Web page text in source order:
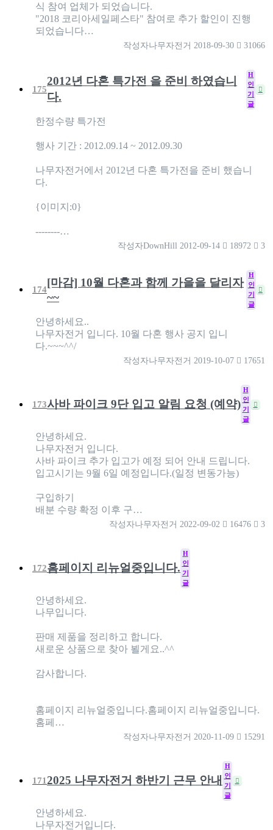
식 참여 업체가 되었습니다.
"2018 코리아세일페스타" 참여로 추가 할인이 진행
되었습니다…
작성자나무자전거 2018-09-30 31066
175
2012년 다혼 특가전 을 준비 하였습니
다.
H
인
기
글
한정수량 특가전
행사 기간 : 2012.09.14 ~ 2012.09.30
나무자전거에서 2012년 다혼 특가전을 준비 했습니
다.
{이미지:0}
--------…
작성자DownHill 2012-09-14 18972 3
174
[마감] 10월 다혼과 함께 가을을 달리자
~~
H
인
기
글
안녕하세요..
나무자전거 입니다. 10월 다혼 행사 공지 입니
다.~~~^^/
작성자나무자전거 2019-10-07 17651
173사바 파이크 9단 입고 알림 요청 (예약)
H
인
기
글
안녕하세요.
나무자전거 입니다.
사바 파이크 추가 입고가 예정 되어 안내 드립니다.
입고시기는 9월 6일 예정입니다.(일정 변동가능)
구입하기
배분 수량 확정 이후 구…
작성자나무자전거 2022-09-02 16476 3
172홈페이지 리뉴얼중입니다.
H
인
기
글
안녕하세요.
나무입니다.
판매 제품을 정리하고 합니다.
새로운 상품으로 찾아 뵐게요..^^
감사합니다.
홈페이지 리뉴얼중입니다.홈페이지 리뉴얼중입니다.
홈페…
작성자나무자전거 2020-11-09 15291
1712025 나무자전거 하반기 근무 안내
H
인
기
글
안녕하세요.
나무자전거입니다.